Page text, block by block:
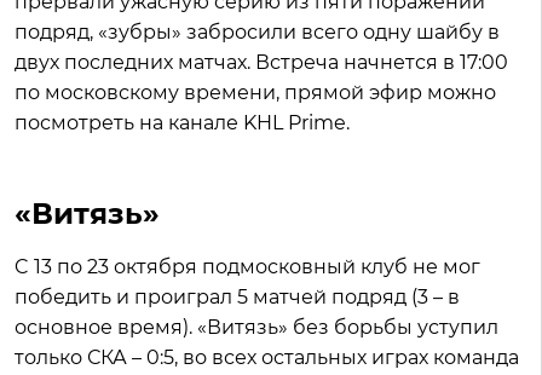
подряд, «зубры» забросили всего одну шайбу в
двух последних матчах. Встреча начнется в 17:00
по московскому времени, прямой эфир можно
посмотреть на канале KHL Prime.
«Витязь»
C 13 по 23 октября подмосковный клуб не мог
победить и проиграл 5 матчей подряд (3 – в
основное время). «Витязь» без борьбы уступил
только СКА – 0:5, во всех остальных играх команда